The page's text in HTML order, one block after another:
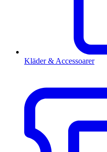
Kläder & Accessoarer